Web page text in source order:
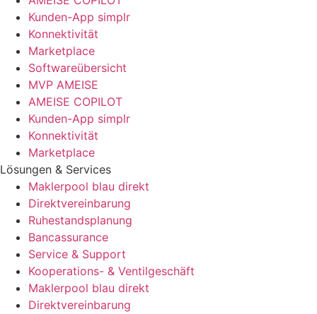
Kunden-App simplr
Konnektivität
Marketplace
Softwareübersicht
MVP AMEISE
AMEISE COPILOT
Kunden-App simplr
Konnektivität
Marketplace
Lösungen & Services
Maklerpool blau direkt
Direktvereinbarung
Ruhestandsplanung
Bancassurance
Service & Support
Kooperations- & Ventilgeschäft
Maklerpool blau direkt
Direktvereinbarung